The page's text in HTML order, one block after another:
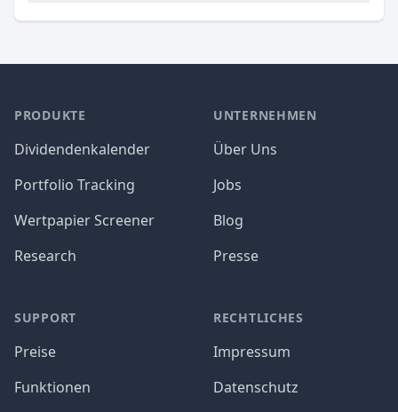
PRODUKTE
Dividendenkalender
Portfolio Tracking
Wertpapier Screener
Research
SUPPORT
Preise
Funktionen
UNTERNEHMEN
Über Uns
Jobs
Blog
Presse
RECHTLICHES
Impressum
Datenschutz